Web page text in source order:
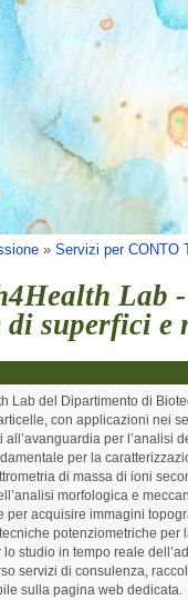
» Servizi per CONTO
Lab
di superfici e
Lab del Dipartimento di
con applicazioni nei
all’avanguardia per l’analisi
per la
di massa di ioni
morfologica e
per acquisire immagini
potenziometriche per
lo studio in tempo reale
servizi di consulenza,
sulla pagina web dedicata.